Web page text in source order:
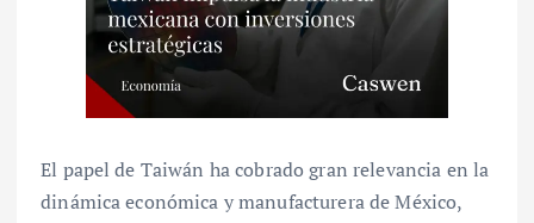
El papel de Taiwán ha cobrado gran relevancia en la
dinámica económica y manufacturera de México,